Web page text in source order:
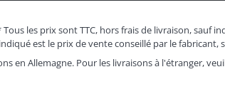
Tous les prix sont TTC, hors frais de livraison, sauf
est le prix de vente conseillé par le fabricant,
en Allemagne. Pour les livraisons à l'étranger,